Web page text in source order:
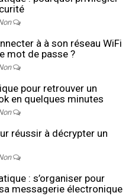
à à son réseau WiFi
mot de passe ?
pour retrouver un
en quelques minutes
réussir à décrypter un
: s’organiser pour
messagerie électronique